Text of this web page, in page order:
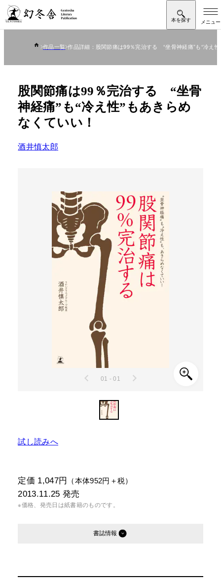
作品一覧 作品詳細：股関節痛は99％完治する “坐骨神経痛”も“冷え
股関節痛は99％完治する “坐骨
神経痛”も“冷え性”もあきらめ
なくていい！
酒井慎太郎
01 - 01
試し読みへ
定価 1,047円 （本体952円＋税）
2013.11.25 発売
※価格、発売日は紙書籍のものです。
書誌情報